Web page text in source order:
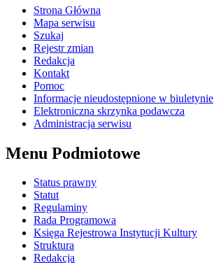
Strona Główna
Mapa serwisu
Szukaj
Rejestr zmian
Redakcja
Kontakt
Pomoc
Informacje nieudostępnione w biuletynie
Elektroniczna skrzynka podawcza
Administracja serwisu
Menu Podmiotowe
Status prawny
Statut
Regulaminy
Rada Programowa
Księga Rejestrowa Instytucji Kultury
Struktura
Redakcja